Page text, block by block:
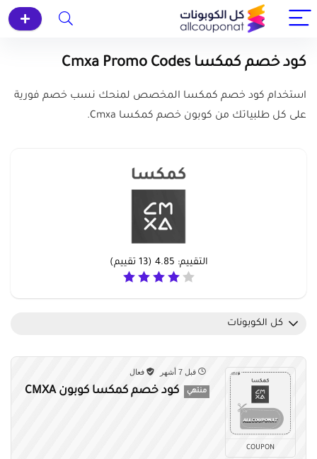
كود خصم كمكسا Cmxa Promo Codes
استخدام كود خصم كمكسا المخصص لمنحك نسب خصم فورية
على كل طلبياتك من كوبون خصم كمكسا Cmxa.
التقييم: 4.85
(
13 تقييم)
كل الكوبونات
COUPON
قبل 7 أشهر فعال
منتهي كود خصم كمكسا كوبون CMXA